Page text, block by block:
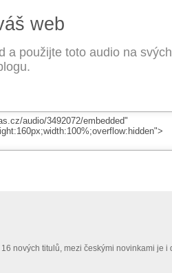
web
a použijte toto audio na svých